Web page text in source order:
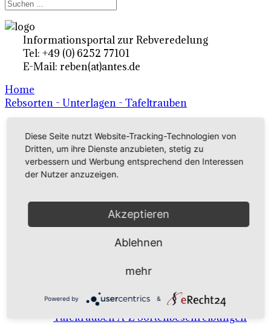
Informationsportal zur Rebveredelung
Tel: +49 (0) 6252 77101
E-Mail: reben(at)antes.de
Home
Rebsorten - Unterlagen - Tafeltrauben
Ertragsrebsorten A-Z
in Deutschland
Rebsorten international
Tafeltrauben A-Z Sortenbeschreibungen
Diese Seite nutzt Website-Tracking-Technologien von
Dritten, um ihre Dienste anzubieten, stetig zu
verbessern und Werbung entsprechend den Interessen
der Nutzer anzuzeigen.
Akzeptieren
Ablehnen
mehr
Powered by &